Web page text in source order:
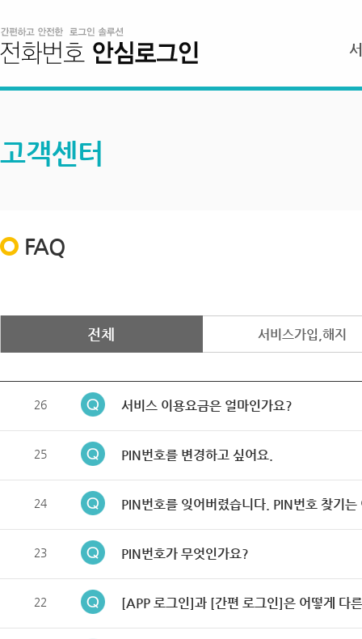
고객센터
FAQ
전체 서비스가입,해지
26 서비스 이용요금은 얼마인가요?
25 PIN번호를 변경하고 싶어요.
24 PIN번호를 잊어버렸습니다. PIN번호 찾기는
23 PIN번호가 무엇인가요?
22 [APP 로그인]과 [간편 로그인]은 어떻게 다